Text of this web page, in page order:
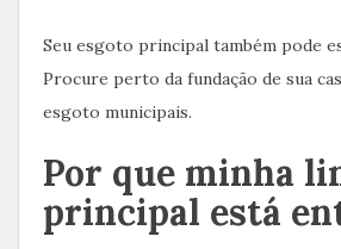
Seu esgoto principal também pode
Procure perto da fundação de sua
esgoto municipais.
Por que minha
principal está